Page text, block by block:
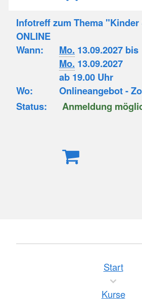
Infotreff zum Thema "Kinder
ONLINE
Wann:
Mo. 13.09.2027 bis
Mo. 13.09.2027
ab 19.00 Uhr
Wo:
Onlineangebot -
Status:
Anmeldung
Start
Kurse